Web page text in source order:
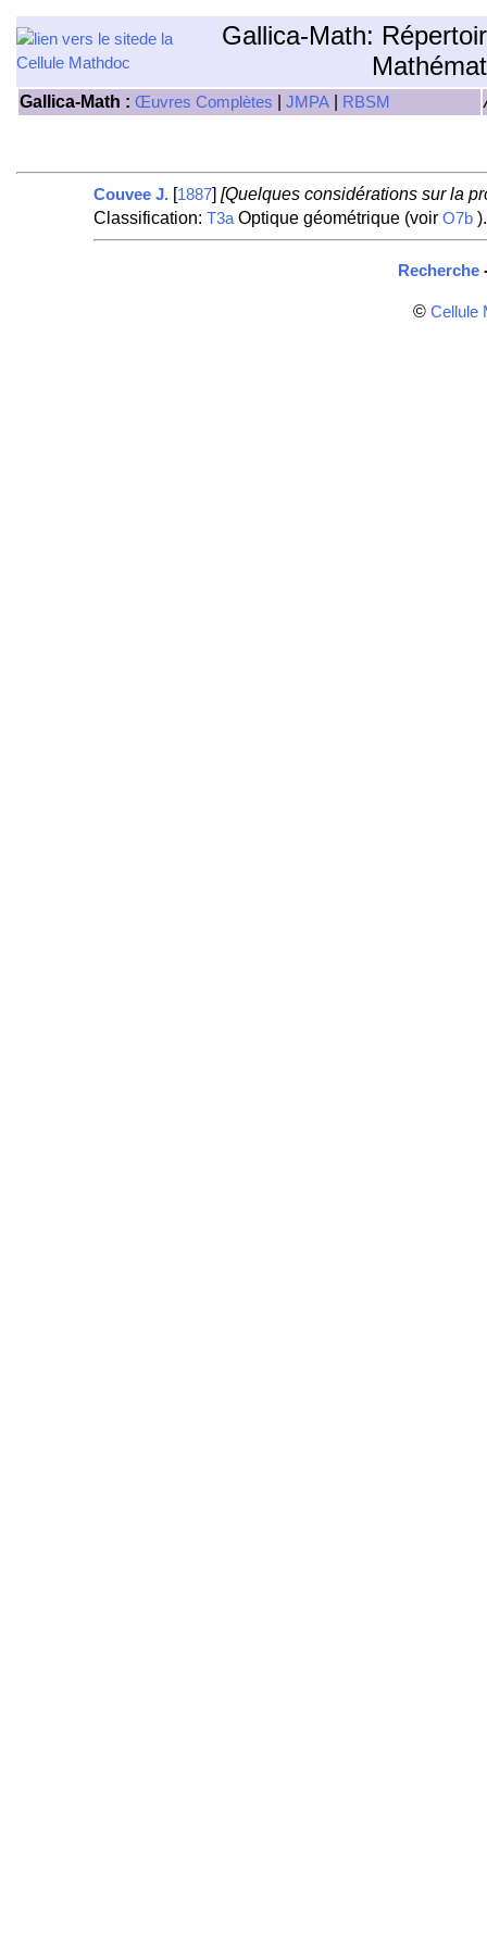
Gallica-Math:
Gallica-Math : Œuvres Complètes JMPA RBSM
Couvee J. [1887][Quelques considérations sur la
Classification:T3a Optique géométrique (voirO7b
Recherche
© Cellule